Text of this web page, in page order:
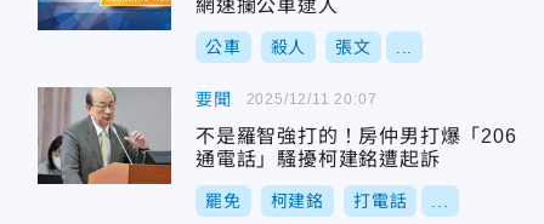
網速攔公車逮人
公車 殺人 張文
要聞
不是羅智強打的！房仲男打爆「206
通電話」騷擾柯建銘遭起訴
罷免 柯建銘 打電話
2025/12/11 20:07